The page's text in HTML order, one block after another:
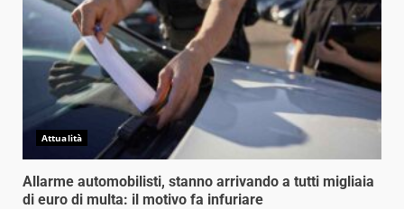
Attualità
Allarme automobilisti, stanno arrivando a tutti migliaia
di euro di multa: il motivo fa infuriare